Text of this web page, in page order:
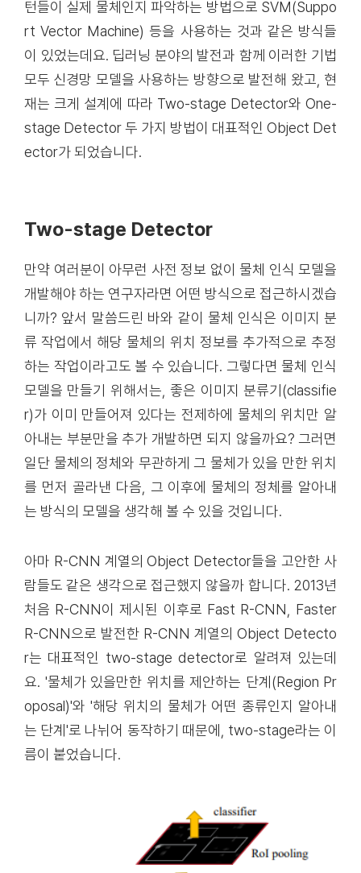
턴들이 실제 물체인지 파악하는 방법으로 SVM(Suppo
rt Vector Machine) 등을 사용하는 것과 같은 방식들
이 있었는데요. 딥러닝 분야의 발전과 함께 이러한 기법
모두 신경망 모델을 사용하는 방향으로 발전해 왔고, 현
재는 크게 설계에 따라 Two-stage Detector와 One-
stage Detector 두 가지 방법이 대표적인 Object Det
ector가 되었습니다.
Two-stage Detector
만약 여러분이 아무런 사전 정보 없이 물체 인식 모델을
개발해야 하는 연구자라면 어떤 방식으로 접근하시겠습
니까? 앞서 말씀드린 바와 같이 물체 인식은 이미지 분
류 작업에서 해당 물체의 위치 정보를 추가적으로 추정
하는 작업이라고도 볼 수 있습니다. 그렇다면 물체 인식
모델을 만들기 위해서는, 좋은 이미지 분류기(classifie
r)가 이미 만들어져 있다는 전제하에 물체의 위치만 알
아내는 부분만을 추가 개발하면 되지 않을까요? 그러면
일단 물체의 정체와 무관하게 그 물체가 있을 만한 위치
를 먼저 골라낸 다음, 그 이후에 물체의 정체를 알아내
는 방식의 모델을 생각해 볼 수 있을 것입니다.
아마 R-CNN 계열의 Object Detector들을 고안한 사
람들도 같은 생각으로 접근했지 않을까 합니다. 2013년
처음 R-CNN이 제시된 이후로 Fast R-CNN, Faster
R-CNN으로 발전한 R-CNN 계열의 Object Detecto
r는 대표적인 two-stage detector로 알려져 있는데
요. '물체가 있을만한 위치를 제안하는 단계(Region Pr
oposal)'와 '해당 위치의 물체가 어떤 종류인지 알아내
는 단계'로 나뉘어 동작하기 때문에, two-stage라는 이
름이 붙었습니다.